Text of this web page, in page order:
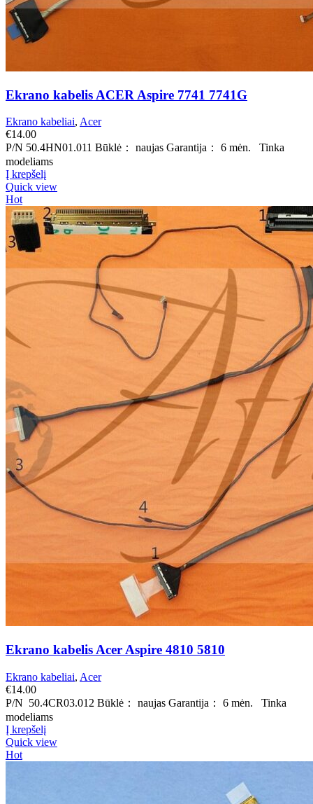
Ekrano kabelis ACER Aspire 7741 7741G
Ekrano kabeliai, Acer
€14.00
P/N 50.4HN01.011 Būklė： naujas Garantija： 6 mėn. Tinka
modeliams
Į krepšelį
Quick view
Hot
Ekrano kabelis Acer Aspire 4810 5810
Ekrano kabeliai, Acer
€14.00
P/N 50.4CR03.012 Būklė： naujas Garantija： 6 mėn. Tinka
modeliams
Į krepšelį
Quick view
Hot